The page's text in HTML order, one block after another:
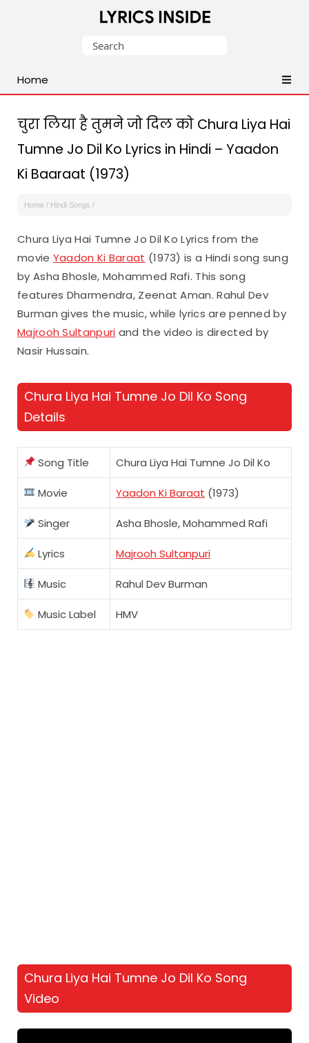
Malayalam,
English,
Songs
Lyrics
Search
Home
चुरा लिया है तुमने जो दिल को Chura Liya Hai
Tumne Jo Dil Ko Lyrics in Hindi – Yaadon
Ki Baaraat (1973)
Home / Hindi Songs /
Chura Liya Hai Tumne Jo Dil Ko Lyrics from the
movie Yaadon Ki Baraat (1973) is a Hindi song sung
by Asha Bhosle, Mohammed Rafi. This song
features Dharmendra, Zeenat Aman. Rahul Dev
Burman gives the music, while lyrics are penned by
Majrooh Sultanpuri and the video is directed by
Nasir Hussain.
Chura Liya Hai Tumne Jo Dil Ko Song
Details
Song Title Chura Liya Hai Tumne Jo Dil Ko
Movie Yaadon Ki Baraat (1973)
Singer Asha Bhosle, Mohammed Rafi
Lyrics Majrooh Sultanpuri
Music Rahul Dev Burman
Music Label HMV
Chura Liya Hai Tumne Jo Dil Ko Song
Video